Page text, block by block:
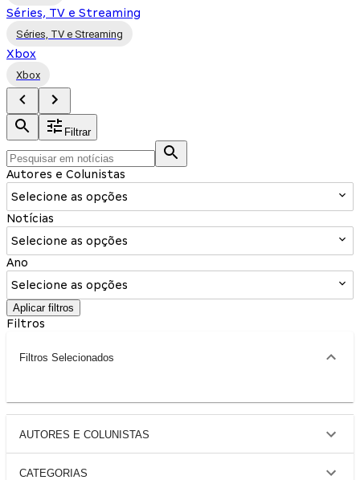
Séries, TV e Streaming
Séries, TV e Streaming
Xbox
Xbox
Filtrar
Autores e Colunistas
Selecione as opções
Notícias
Selecione as opções
Ano
Selecione as opções
Aplicar filtros
Filtros
Filtros Selecionados
AUTORES E COLUNISTAS
CATEGORIAS